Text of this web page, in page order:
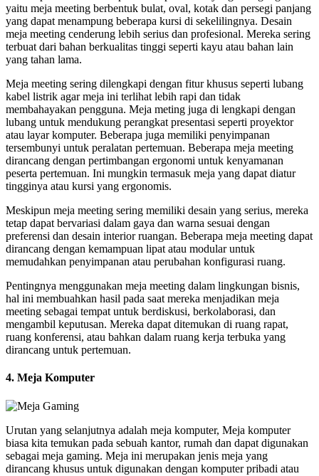
yaitu meja meeting berbentuk bulat, oval, kotak dan persegi panjang
yang dapat menampung beberapa kursi di sekelilingnya. Desain
meja meeting cenderung lebih serius dan profesional. Mereka sering
terbuat dari bahan berkualitas tinggi seperti kayu atau bahan lain
yang tahan lama.
Meja meeting sering dilengkapi dengan fitur khusus seperti lubang
kabel listrik agar meja ini terlihat lebih rapi dan tidak
membahayakan pengguna. Meja meting juga di lengkapi dengan
lubang untuk mendukung perangkat presentasi seperti proyektor
atau layar komputer. Beberapa juga memiliki penyimpanan
tersembunyi untuk peralatan pertemuan. Beberapa meja meeting
dirancang dengan pertimbangan ergonomi untuk kenyamanan
peserta pertemuan. Ini mungkin termasuk meja yang dapat diatur
tingginya atau kursi yang ergonomis.
Meskipun meja meeting sering memiliki desain yang serius, mereka
tetap dapat bervariasi dalam gaya dan warna sesuai dengan
preferensi dan desain interior ruangan. Beberapa meja meeting dapat
dirancang dengan kemampuan lipat atau modular untuk
memudahkan penyimpanan atau perubahan konfigurasi ruang.
Pentingnya menggunakan meja meeting dalam lingkungan bisnis,
hal ini membuahkan hasil pada saat mereka menjadikan meja
meeting sebagai tempat untuk berdiskusi, berkolaborasi, dan
mengambil keputusan. Mereka dapat ditemukan di ruang rapat,
ruang konferensi, atau bahkan dalam ruang kerja terbuka yang
dirancang untuk pertemuan.
4. Meja Komputer
Urutan yang selanjutnya adalah meja komputer, Meja komputer
biasa kita temukan pada sebuah kantor, rumah dan dapat digunakan
sebagai meja gaming. Meja ini merupakan jenis meja yang
dirancang khusus untuk digunakan dengan komputer pribadi atau